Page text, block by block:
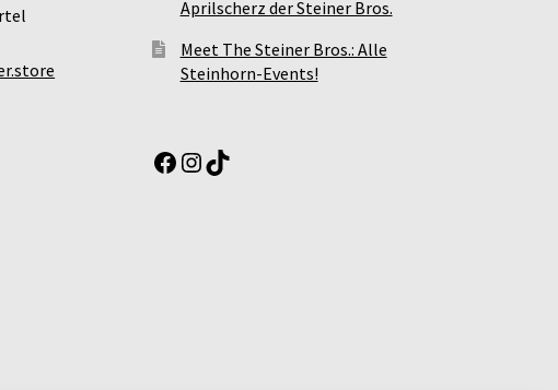
Aprilscherz der Steiner Bros.
Meet The Steiner Bros.: Alle
Steinhorn-Events!
Facebook
Instagram
TikTok